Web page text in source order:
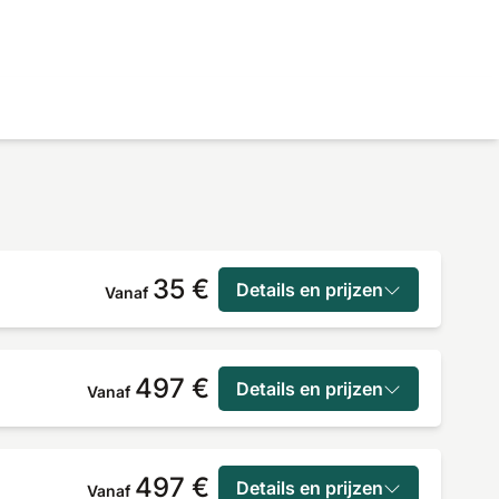
Vanaf 35 € Details en prijzen
Vanaf 497 € Details en prijzen
Vanaf 497 € Details en prijzen